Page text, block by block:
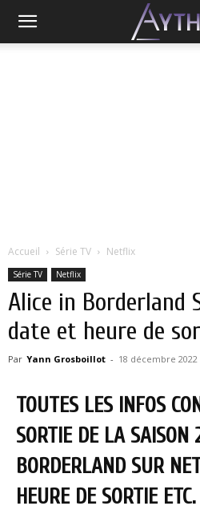
Accueil Série TV Netflix
Série TV Netflix
Alice in Borderland
date et heure de
Par Yann Grosboillot - 18 décembre 2022
TOUTES LES INFOS
SORTIE DE LA SAISON
BORDERLAND SUR
HEURE DE SORTIE ETC.